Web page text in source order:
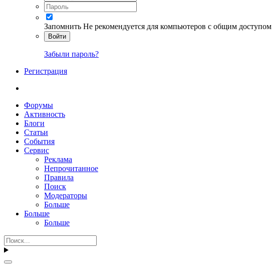
Запомнить Не рекомендуется для компьютеров с общим доступом
Войти
Забыли пароль?
Регистрация
Форумы
Активность
Блоги
Статьи
События
Сервис
Реклама
Непрочитанное
Правила
Поиск
Модераторы
Больше
Больше
Больше